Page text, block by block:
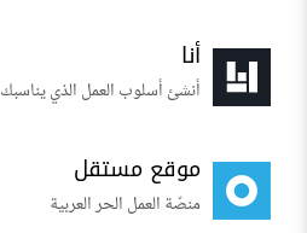
أنا
أنشئ أسلوب العمل الذي يناسبك
موقع مستقل
منصّة العمل الحر العربية